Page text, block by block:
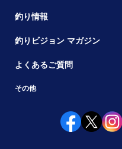
釣り情報
釣りビジョン マガジン
よくあるご質問
その他